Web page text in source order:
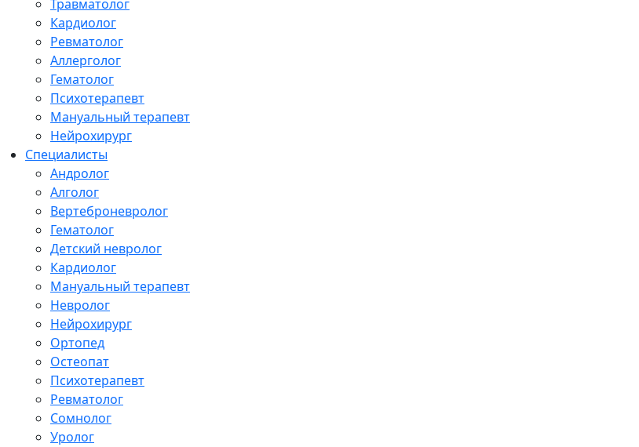
Травматолог
Кардиолог
Ревматолог
Аллерголог
Гематолог
Психотерапевт
Мануальный терапевт
Нейрохирург
Специалисты
Андролог
Алголог
Вертеброневролог
Гематолог
Детский невролог
Кардиолог
Мануальный терапевт
Невролог
Нейрохирург
Ортопед
Остеопат
Психотерапевт
Ревматолог
Сомнолог
Уролог